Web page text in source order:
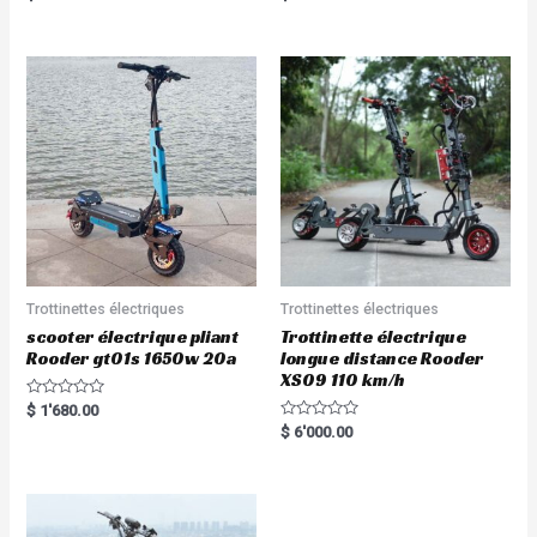
5.00
5.00
Trottinettes électriques
scooter électrique pliant
Rooder gt01s 1650w 20a
R
a
$ 1'680.00
Trottinettes électriques
Trottinette électrique
longue distance Rooder
XS09 110 km/h
R
a
$ 6'000.00